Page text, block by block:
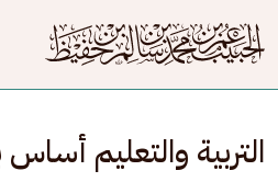
التربية والتعليم أساس